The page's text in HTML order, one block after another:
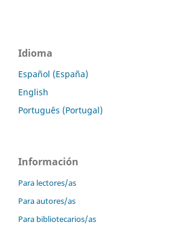
Idioma
Español (España)
English
Português (Portugal)
Información
Para lectores/as
Para autores/as
Para bibliotecarios/as